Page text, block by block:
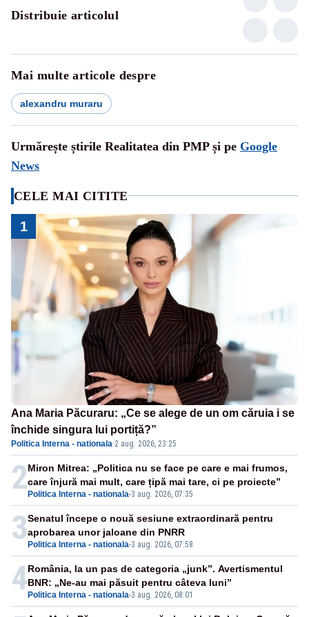
Distribuie articolul
Mai multe articole despre
alexandru muraru
Urmărește știrile Realitatea din PMP și pe Google
News
CELE MAI CITITE
1
Ana Maria Păcuraru: „Ce se alege de un om căruia i se
închide singura lui portiță?”
Politica Interna - nationala·2 aug. 2026, 23:25
2 Politica Interna - nationala-3 aug. 2026, 07:35
Miron Mitrea: „Politica nu se face pe care e mai frumos,
care înjură mai mult, care țipă mai tare, ci pe proiecte”
3 Politica Interna - nationala-3 aug. 2026, 07:58
Senatul începe o nouă sesiune extraordinară pentru
aprobarea unor jaloane din PNRR
4 Politica Interna - nationala-3 aug. 2026, 08:01
România, la un pas de categoria „junk”. Avertismentul
BNR: „Ne-au mai păsuit pentru câteva luni”